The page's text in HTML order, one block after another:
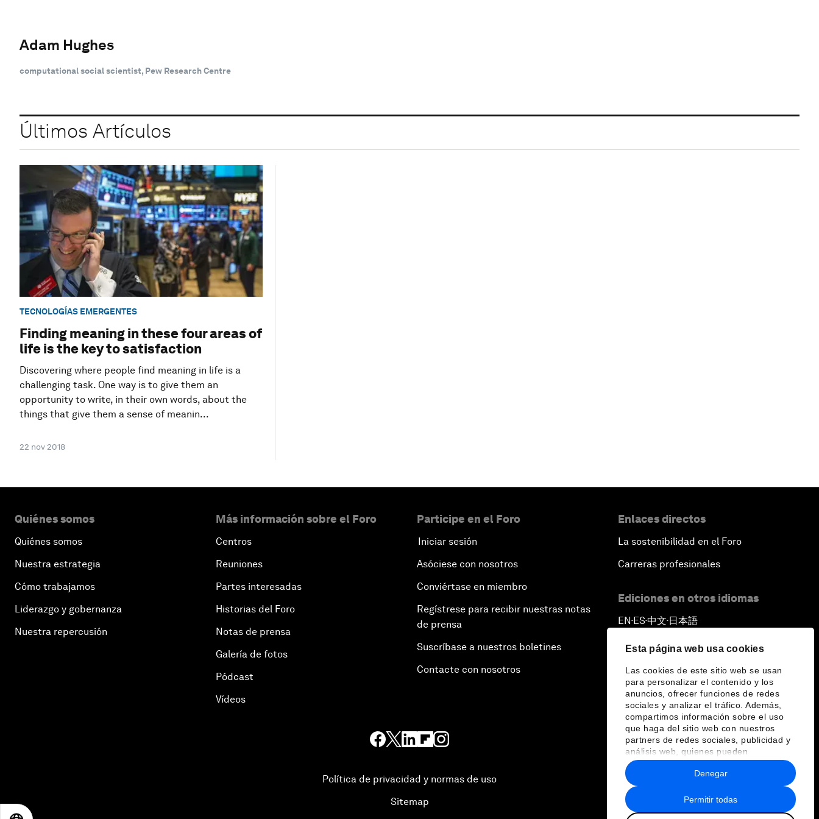
Esta página web usa cookies
Las cookies de este sitio web se usan
para personalizar el contenido y los
anuncios, ofrecer funciones de redes
sociales y analizar el tráfico. Además,
compartimos información sobre el uso
que haga del sitio web con nuestros
partners de redes sociales, publicidad y
análisis web, quienes pueden
combinarla con otra información que les
haya proporcionado o que hayan
recopilado a partir del uso que haya
hecho de sus servicios.
Permitir todas
Denegar
Adam Hughes
computational social scientist, Pew Research Centre
Últimos Artículos
TECNOLOGÍAS EMERGENTES
Finding meaning in these four areas of
life is the key to satisfaction
Discovering where people find meaning in life is a
challenging task. One way is to give them an
opportunity to write, in their own words, about the
things that give them a sense of meanin...
22 nov 2018
Quiénes somos
Quiénes somos
Nuestra estrategia
Cómo trabajamos
Liderazgo y gobernanza
Nuestra repercusión
Más información sobre el Foro
Centros
Reuniones
Partes interesadas
Historias del Foro
Notas de prensa
Galería de fotos
Pódcast
Vídeos
Participe en el Foro
Iniciar sesión
Asóciese con nosotros
Conviértase en miembro
Regístrese para recibir nuestras notas
de prensa
Suscríbase a nuestros boletines
Contacte con nosotros
Enlaces directos
La sostenibilidad en el Foro
Carreras profesionales
Ediciones en otros idiomas
EN ▪ ES▪中文▪ 日本語
Política de privacidad y normas de uso
Sitemap